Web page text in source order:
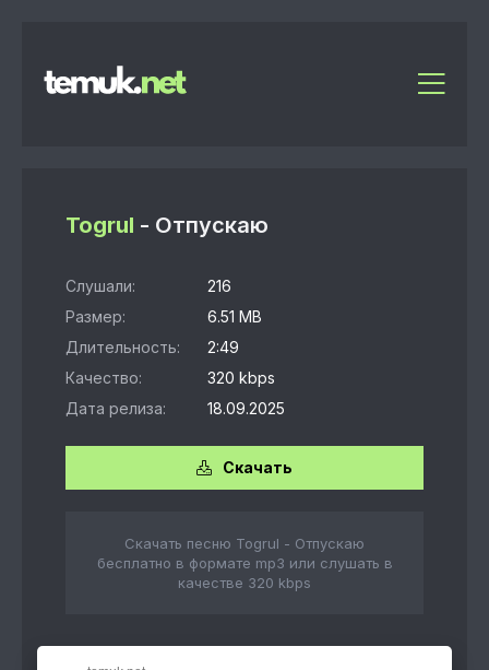
Togrul - Отпускаю
Слушали:
216
Размер:
6.51 MB
Длительность:
2:49
Качество:
320 kbps
Дата релиза:
18.09.2025
Скачать
Скачать песню Togrul - Отпускаю
бесплатно в формате mp3 или слушать в
качестве 320 kbps